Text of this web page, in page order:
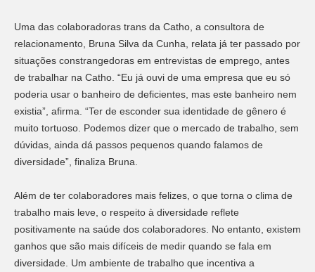
Uma das colaboradoras trans da Catho, a consultora de
relacionamento, Bruna Silva da Cunha, relata já ter passado por
situações constrangedoras em entrevistas de emprego, antes
de trabalhar na Catho. “Eu já ouvi de uma empresa que eu só
poderia usar o banheiro de deficientes, mas este banheiro nem
existia”, afirma. “Ter de esconder sua identidade de gênero é
muito tortuoso. Podemos dizer que o mercado de trabalho, sem
dúvidas, ainda dá passos pequenos quando falamos de
diversidade”, finaliza Bruna.
Além de ter colaboradores mais felizes, o que torna o clima de
trabalho mais leve, o respeito à diversidade reflete
positivamente na saúde dos colaboradores. No entanto, existem
ganhos que são mais difíceis de medir quando se fala em
diversidade. Um ambiente de trabalho que incentiva a